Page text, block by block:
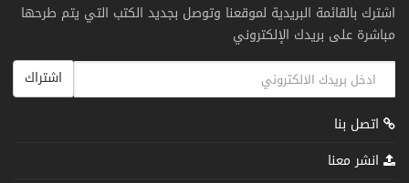
اشترك بالقائمة البريدية لموقعنا وتوصل بجديد الكتب التي يتم طرحها
مباشرة على بريدك الإلكتروني
اشتراك
اتصل بنا
انشر معنا